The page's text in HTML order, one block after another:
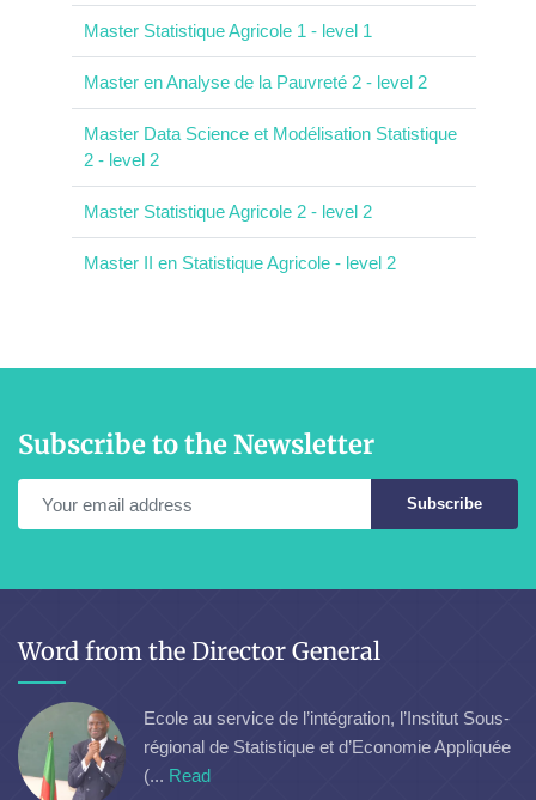
Master Statistique Agricole 1 - level 1
Master en Analyse de la Pauvreté 2 - level 2
Master Data Science et Modélisation Statistique
2 - level 2
Master Statistique Agricole 2 - level 2
Master II en Statistique Agricole - level 2
Subscribe to the Newsletter
Subscribe
Word from the Director General
Ecole au service de l’intégration, l’Institut Sous-
régional de Statistique et d’Economie Appliquée
(... Read